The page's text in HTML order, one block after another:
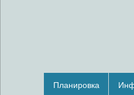
Планировка